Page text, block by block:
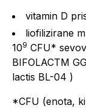
vitamin D
liofilizirane
109 CFU*
BIFOLACTM
lactis BL-04 )
*CFU (enota,